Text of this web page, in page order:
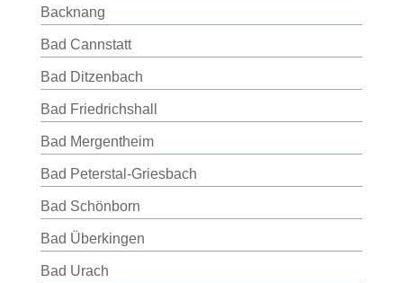
Backnang
Bad Cannstatt
Bad Ditzenbach
Bad Friedrichshall
Bad Mergentheim
Bad Peterstal-Griesbach
Bad Schönborn
Bad Überkingen
Bad Urach